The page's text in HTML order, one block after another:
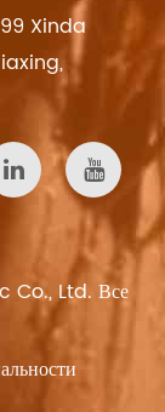
Xinda
Co., Ltd. Все